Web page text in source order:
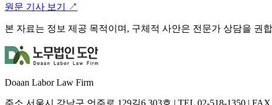
원문 기사 보기 ↗
본 자료는 정보 제공 목적이며, 구체적 사안은 전문가 상담을 권
Doaan Labor Law Firm
주소 서울시 강남구 언주로 129길6 303호 | TEL 02-518-1350 | FAX